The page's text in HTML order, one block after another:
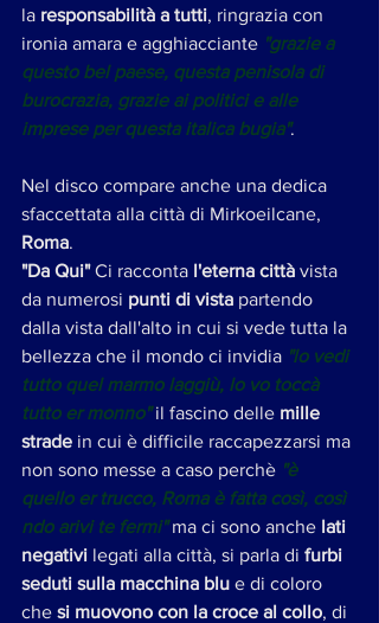
la responsabilità a tutti, ringrazia con
ironia amara e agghiacciante "grazie a
questo bel paese, questa penisola di
burocrazia, grazie ai politici e alle
imprese per questa italica bugia".
Nel disco compare anche una dedica
sfaccettata alla città di Mirkoeilcane,
Roma.
"Da Qui" Ci racconta l'eterna città vista
da numerosi punti di vista partendo
dalla vista dall'alto in cui si vede tutta la
bellezza che il mondo ci invidia "lo vedi
tutto quel marmo laggiù, lo vo toccà
tutto er monno" il fascino delle mille
strade in cui è difficile raccapezzarsi ma
non sono messe a caso perchè "è
quello er trucco, Roma è fatta così, così
ndo arivi te fermi" ma ci sono anche lati
negativi legati alla città, si parla di furbi
seduti sulla macchina blu e di coloro
che si muovono con la croce al collo, di